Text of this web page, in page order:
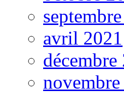
avril 2021
décembre